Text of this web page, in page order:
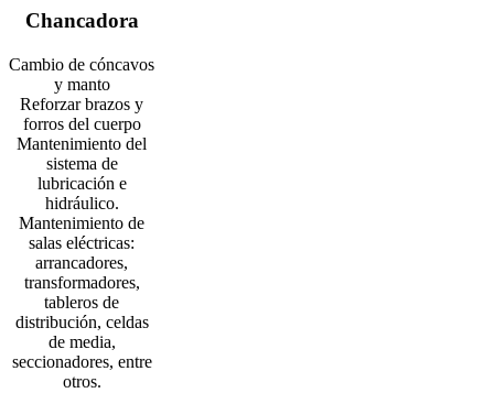
Chancadora
Cambio de cóncavos
y manto
Reforzar brazos y
forros del cuerpo
Mantenimiento del
sistema de
lubricación e
hidráulico.
Mantenimiento de
salas eléctricas:
arrancadores,
transformadores,
tableros de
distribución, celdas
de media,
seccionadores, entre
otros.